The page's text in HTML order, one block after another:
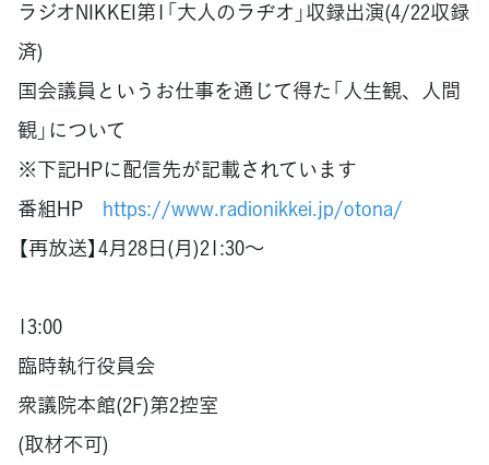
ラジオNIKKEI第1「大人のラヂオ」収録出演(4/22収録
済)
国会議員というお仕事を通じて得た「人生観、人間
観」について
※下記HPに配信先が記載されています
番組HP https://www.radionikkei.jp/otona/
【再放送】4月28日(月)21:30～
13:00
臨時執行役員会
衆議院本館(2F)第2控室
(取材不可)